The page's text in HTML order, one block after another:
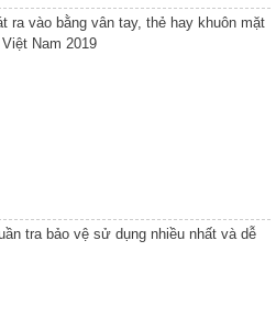
ra vào bằng vân tay, thẻ hay khuôn mặt
Nam 2019
tra bảo vệ sử dụng nhiều nhất và dễ